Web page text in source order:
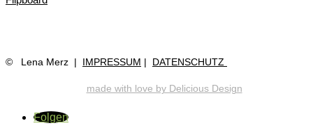
© Lena Merz | IMPRESSUM | DATENSCHUTZ
made with love by Delicious Design
Folgen